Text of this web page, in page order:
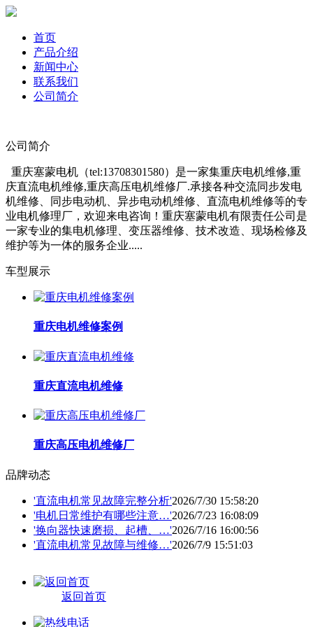
首页
产品介绍
新闻中心
联系我们
公司简介
公司简介
重庆塞蒙电机（tel:13708301580）是一家集重庆电机维修,重
庆直流电机维修,重庆高压电机维修厂.承接各种交流同步发电
机维修、同步电动机、异步电动机维修、直流电机维修等的专
业电机修理厂，欢迎来电咨询！重庆塞蒙电机有限责任公司是
一家专业的集电机修理、变压器维修、技术改造、现场检修及
维护等为一体的服务企业.....
车型展示
重庆电机维修案例
重庆直流电机维修
重庆高压电机维修厂
品牌动态
'直流电机常见故障完整分析'2026/7/30 15:58:20
'电机日常维护有哪些注意…'2026/7/23 16:08:09
'换向器快速磨损、起槽、…'2026/7/16 16:00:56
'直流电机常见故障与维修…'2026/7/9 15:51:03
返回首页